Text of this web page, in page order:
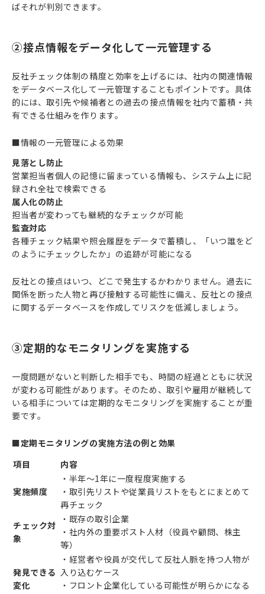
ばそれが判別できます。
②接点情報をデータ化して一元管理する
反社チェック体制の精度と効率を上げるには、社内の関連情報
をデータベース化して一元管理することもポイントです。具体
的には、取引先や候補者との過去の接点情報を社内で蓄積・共
有できる仕組みを作ります。
■情報の一元管理による効果
見落とし防止
営業担当者個人の記憶に留まっている情報も、システム上に記
録され全社で検索できる
属人化の防止
担当者が変わっても継続的なチェックが可能
監査対応
各種チェック結果や照会履歴をデータで蓄積し、「いつ誰をど
のようにチェックしたか」の追跡が可能になる
反社との接点はいつ、どこで発生するかわかりません。過去に
関係を断った人物と再び接触する可能性に備え、反社との接点
に関するデータベースを作成してリスクを低減しましょう。
③定期的なモニタリングを実施する
一度問題がないと判断した相手でも、時間の経過とともに状況
が変わる可能性があります。そのため、取引や雇用が継続して
いる相手については定期的なモニタリングを実施することが重
要です。
■定期モニタリングの実施方法の例と効果
項目
内容
実施頻度
・半年〜1年に一度程度実施する
・取引先リストや従業員リストをもとにまとめて
再チェック
チェック対
象
・既存の取引企業
・社内外の重要ポスト人材（役員や顧問、株主
等）
発見できる
変化
・経営者や役員が交代して反社人脈を持つ人物が
入り込むケース
・フロント企業化している可能性が明らかになる